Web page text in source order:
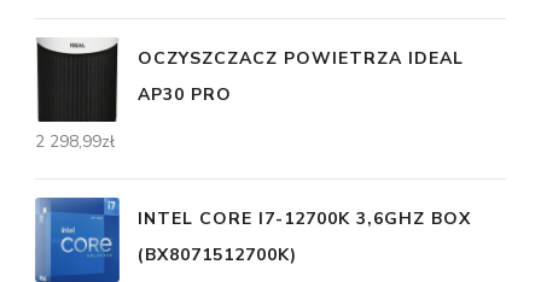
OCZYSZCZACZ POWIETRZA IDEAL
AP30 PRO
2 298,99zł
INTEL CORE I7-12700K 3,6GHZ BOX
(BX8071512700K)